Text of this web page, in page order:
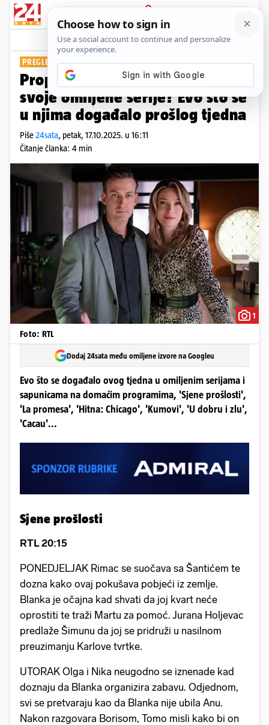
PRIJAVA
Show Komentari
PREGLED TJEDNA
Propustili ste koju epizodu
svoje omiljene serije? Evo što se
u njima događalo prošlog tjedna
Piše24sata, petak, 17.10.2025. u 16:11
Čitanje članka: 4 min
1
Foto: RTL
Dodaj 24sata među omiljene izvore na Googleu
Evo što se događalo ovog tjedna u omiljenim serijama i
sapunicama na domaćim programima, 'Sjene prošlosti',
'La promesa', 'Hitna: Chicago', 'Kumovi', 'U dobru i zlu',
'Cacau'...
Sjene prošlosti
RTL 20:15
PONEDJELJAK Rimac se suočava sa Šantićem te
dozna kako ovaj pokušava pobjeći iz zemlje.
Blanka je očajna kad shvati da joj kvart neće
oprostiti te traži Martu za pomoć. Jurana Holjevac
predlaže Šimunu da joj se pridruži u nasilnom
preuzimanju Karlove tvrtke.
UTORAK Olga i Nika neugodno se iznenade kad
doznaju da Blanka organizira zabavu. Odjednom,
svi se pretvaraju kao da Blanka nije ubila Anu.
Nakon razgovara Borisom, Tomo misli kako bi on